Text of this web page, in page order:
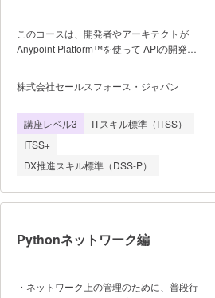
計学 ・機械学習 ＜実践するフェー
ズ＞ ・ロールプレイ ・Pre-
供 ・分析環境の構築 ・Rによる分
アプリ化 ■学習の進め方 水～
月曜日：動画教材とテキストで自習を進め
ます。疑問や質問には随時講師がチャット
で回答する他、
このコースは、開発者やアーキテクトが
Anypoint Platform™を使って APIの開発と
定開発者 Level 1 の取得を目指します。後
編では Anypoint Studio (Mule Runtime)を
を行い、アプリケーションを構築しま
す。 ■ 期間 : 3日間 - 8時間 / 日 (
最低催行人数の設定があり、開催・キャン
定 本コースには、[前編] と
Platform を実際に使った API の確認、設
計、構築、デプロイ、管理、運営に重点を
Fundamentals (開発: 基礎) [前編] を併せて
株式会社セールスフォース・ジャパン
講座レベル3
ITスキル標準（ITSS）
ITSS+
DX推進スキル標準（DSS-P）
Pythonネットワーク編
・ネットワーク上の管理のために、普段行